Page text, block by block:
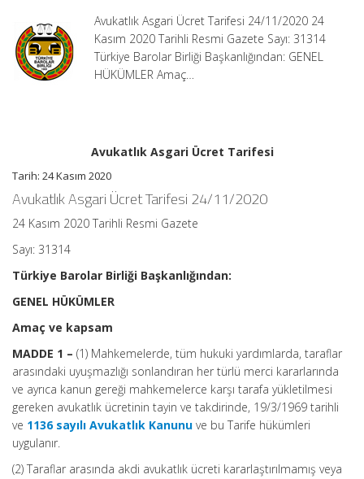
dakika
için
Avukatlık Asgari Ücret Tarifesi 24/11/2020 24
Kasım 2020 Tarihli Resmi Gazete Sayı: 31314
Türkiye Barolar Birliği Başkanlığından: GENEL
HÜKÜMLER Amaç…
Avukatlık Asgari Ücret Tarifesi
Tarih: 24 Kasım 2020
Avukatlık Asgari Ücret Tarifesi 24/11/2020
24 Kasım 2020 Tarihli Resmi Gazete
Sayı: 31314
Türkiye Barolar Birliği Başkanlığından:
GENEL HÜKÜMLER
Amaç ve kapsam
MADDE 1 – (1) Mahkemelerde, tüm hukuki yardımlarda, taraflar
arasındaki uyuşmazlığı sonlandıran her türlü merci kararlarında
ve ayrıca kanun gereği mahkemelerce karşı tarafa yükletilmesi
gereken avukatlık ücretinin tayin ve takdirinde, 19/3/1969 tarihli
ve 1136 sayılı Avukatlık Kanunu ve bu Tarife hükümleri
uygulanır.
(2) Taraflar arasında akdi avukatlık ücreti kararlaştırılmamış veya